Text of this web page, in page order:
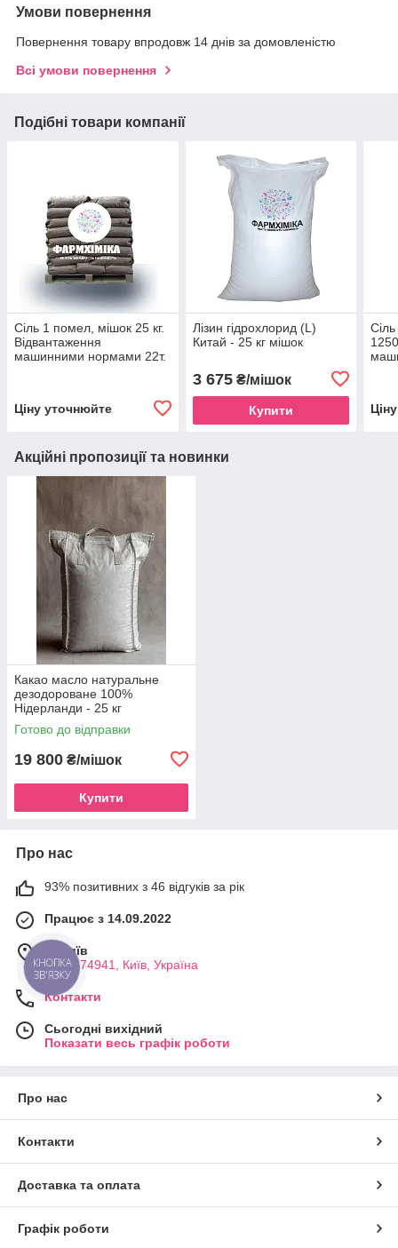
Умови повернення
Повернення товару впродовж 14 днів за домовленістю
Всі умови повернення
Подібні товари компанії
Сіль 1 помел, мішок 25 кг.
Відвантаження
машинними нормами 22т.
Ціну уточнюйте
Лізин гідрохлорид (L)
Китай - 25 кг мішок
3 675₴/мішок
Купити
Акційні пропозиції та новинки
Какао масло натуральне
дезодороване 100%
Нідерланди - 25 кг
Готово до відправки
19 800 ₴/мішок
Купити
Про нас
93% позитивних з 46 відгуків за рік
Працює з 14.09.2022
м. Київ
0994674941, Київ, Україна
Контакти
Сьогодні вихідний
Показати весь графік роботи
Про нас
Контакти
Доставка та оплата
Графік роботи
КНОПКА
ЗВ'ЯЗКУ